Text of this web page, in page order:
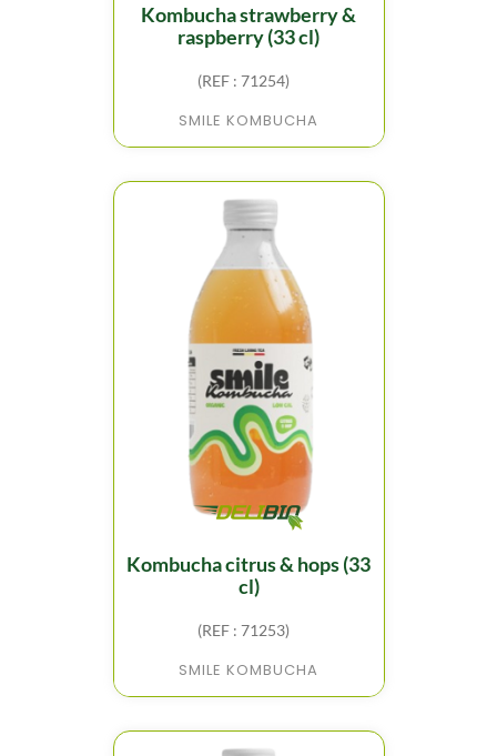
kombucha strawberry &
raspberry (33 cl)
(REF : 71254)
SMILE KOMBUCHA
kombucha citrus & hops (33
cl)
(REF : 71253)
SMILE KOMBUCHA